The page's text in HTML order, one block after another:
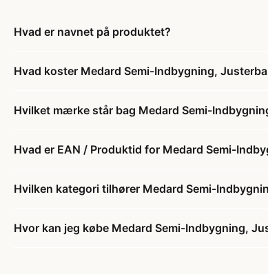
Hvad er navnet på produktet?
Hvad koster Medard Semi-Indbygning,
Hvilket mærke står bag Medard Semi-
Hvad er EAN / Produktid for Medard Semi-
Hvilken kategori tilhører Medard Semi-
Hvor kan jeg købe Medard Semi-Indbygning,